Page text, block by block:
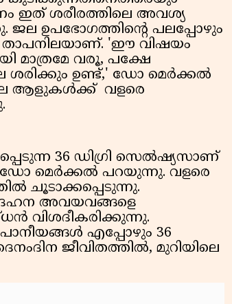
ഇത് ശരീരത്തിലെ അവശ്യ
ഉപഭോഗത്തിന്റെ പലപ്പോഴും
താപനിലയാണ്. 'ഈ വിഷയം
മാത്രമേ വരൂ, പക്ഷേ
ഉണ്ട്,' ഡോ മെര്‍ക്കല്‍
ആളുകള്‍ക്ക് വളരെ
36 ഡിഗ്രി സെല്‍ഷ്യസാണ്
മെര്‍ക്കല്‍ പറയുന്നു. വളരെ
ചൂടാക്കപ്പെടുന്നു.
അവയവങ്ങളെ
വിശദീകരിക്കുന്നു.
എപ്പോഴും 36
ജീവിതത്തില്‍, മുറിയിലെ